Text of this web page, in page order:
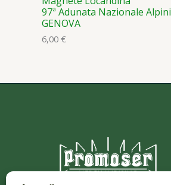
97ª Adunata Nazionale Alpini
GENOVA
6,00 €